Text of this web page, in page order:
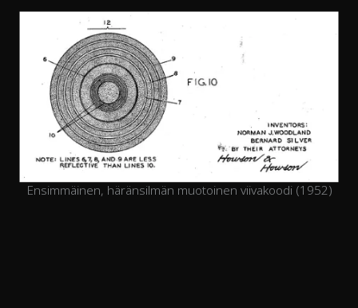
Ensimmäinen, häränsilmän muotoinen viivakoodi (1952)